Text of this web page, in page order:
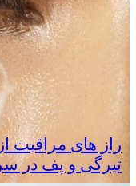
راز های مراقبت
تیرگی و پف در